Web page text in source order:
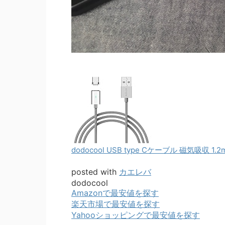
dodocool USB type Cケーブル 磁気吸収
posted with カエレバ
dodocool
Amazonで最安値を探す
楽天市場で最安値を探す
Yahooショッピングで最安値を探す